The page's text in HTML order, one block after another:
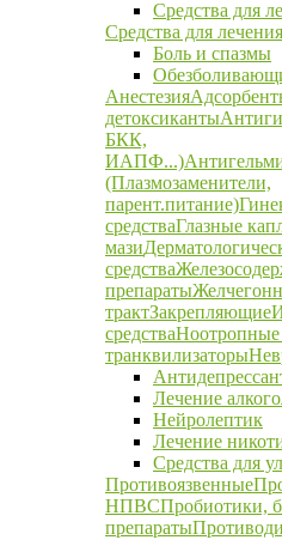
Средства для
Средства для
Боль и спазмы
Анестезия
детоксиканты
БКК,
ИАПФ...)
(Плазмозаменители,
парент.питание)
средстваГлазные
мази
средства
препараты
трактЗакрепляющие
средстваНоотропные
транквилизаторы
Лечение
Нейролептик
Лечение
Средства для
Противоязвенные
НПВСПробиотики,
препараты